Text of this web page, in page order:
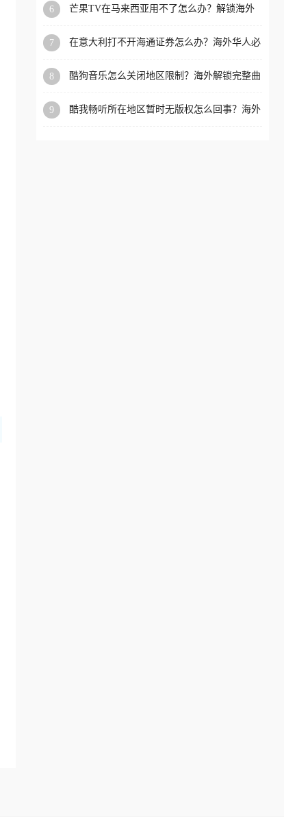
6
芒果TV在马来西亚用不了怎么办？解锁海外
7
在意大利打不开海通证券怎么办？海外华人必
8
酷狗音乐怎么关闭地区限制？海外解锁完整曲
9
酷我畅听所在地区暂时无版权怎么回事？海外